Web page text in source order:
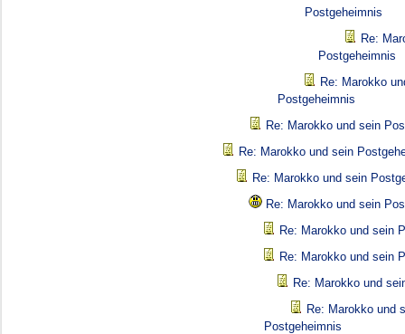
Postgeheimnis
Re:
Postgeheimnis
Re: Marokko
Postgeheimnis
Re: Marokko und sein
Re: Marokko und sein
Re: Marokko und sein
Re: Marokko und sein
Re: Marokko und sein
Re: Marokko und sein
Re: Marokko und
Re: Marokko und
Postgeheimnis